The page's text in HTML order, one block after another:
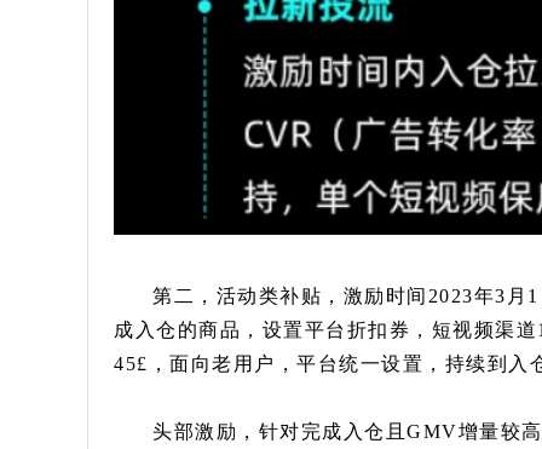
第二，活动类补贴，激励时间2023年3月
成入仓的商品，设置平台折扣券，短视频渠
45£，面向老用户，平台统一设置，持续到入
头部激励，针对完成入仓且GMV增量较